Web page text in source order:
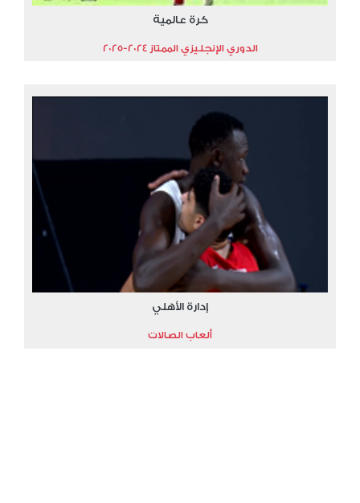
كرة عالمية
الدوري الإنجليزي الممتاز 2024-2025
إدارة الأهلي
ألعاب الصالات